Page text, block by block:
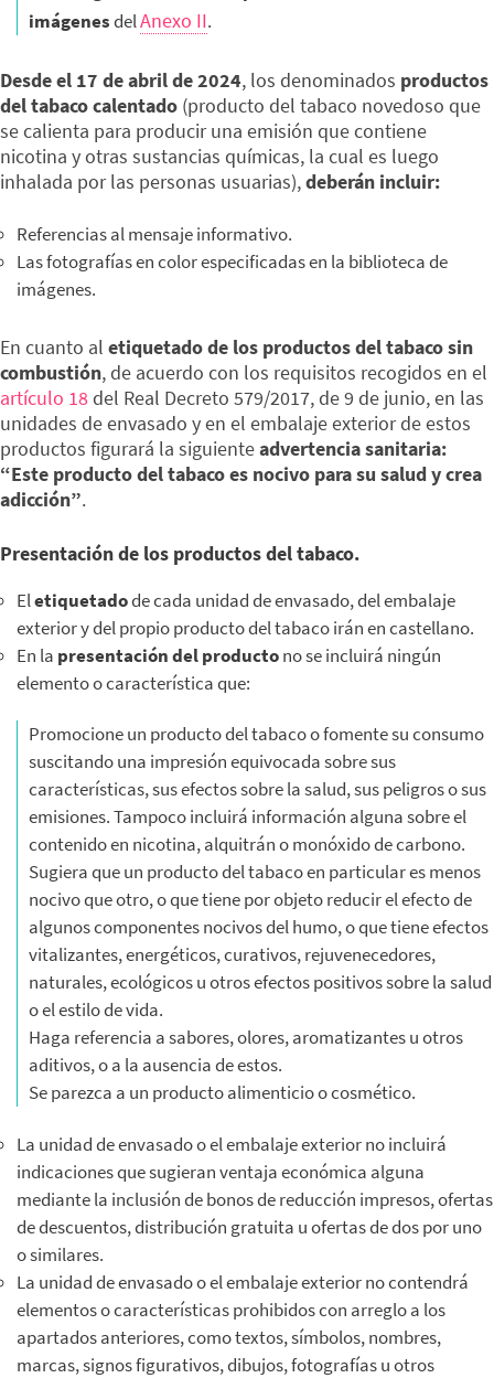
imágenesdelAnexo II.
Desde el 17 de abril de 2024, los denominados productos
del tabaco calentado (producto del tabaco novedoso que
se calienta para producir una emisión que contiene
nicotina y otras sustancias químicas, la cual es luego
inhalada por las personas usuarias),deberán incluir:
Referencias al mensaje informativo.
Las fotografías en color especificadas en la biblioteca de
imágenes.
En cuanto al etiquetado de los productos del tabaco sin
combustión, de acuerdo con los requisitos recogidos en el
artículo 18del Real Decreto 579/2017, de 9 de junio, en las
unidades de envasado y en el embalaje exterior de estos
productos figurará la siguienteadvertencia sanitaria:
“Este producto del tabaco es nocivo para su salud y crea
adicción”.
Presentación de los productos del tabaco.
Eletiquetadode cada unidad de envasado, del embalaje
exterior y del propio producto del tabaco irán en castellano.
En la presentación del productono se incluirá ningún
elemento o característica que:
Promocione un producto del tabaco o fomente su consumo
suscitando una impresión equivocada sobre sus
características, sus efectos sobre la salud, sus peligros o sus
emisiones. Tampoco incluirá información alguna sobre el
contenido en nicotina, alquitrán o monóxido de carbono.
Sugiera que un producto del tabaco en particular es menos
nocivo que otro, o que tiene por objeto reducir el efecto de
algunos componentes nocivos del humo, o que tiene efectos
vitalizantes, energéticos, curativos, rejuvenecedores,
naturales, ecológicos u otros efectos positivos sobre la salud
o el estilo de vida.
Haga referencia a sabores, olores, aromatizantes u otros
aditivos, o a la ausencia de estos.
Se parezca a un producto alimenticio o cosmético.
La unidad de envasado o el embalaje exterior no incluirá
indicaciones que sugieran ventaja económica alguna
mediante la inclusión de bonos de reducción impresos, ofertas
de descuentos, distribución gratuita u ofertas de dos por uno
o similares.
La unidad de envasado o el embalaje exterior no contendrá
elementos o características prohibidos con arreglo a los
apartados anteriores, como textos, símbolos, nombres,
marcas, signos figurativos, dibujos, fotografías u otros